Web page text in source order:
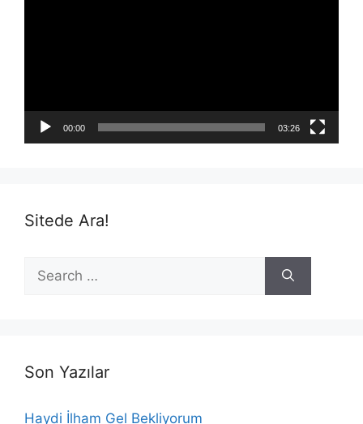
00:00 03:26
Sitede Ara!
for:
Son Yazılar
Haydi İlham Gel Bekliyorum